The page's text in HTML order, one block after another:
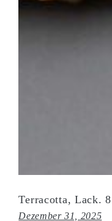
Terracotta, Lack.
Dezember 31, 2025